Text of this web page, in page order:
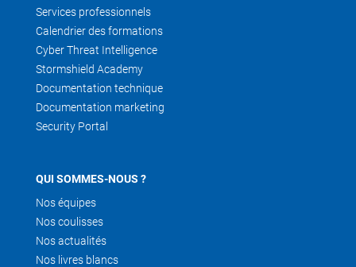
Services professionnels
Calendrier des formations
Cyber Threat Intelligence
Stormshield Academy
Documentation technique
Documentation marketing
Security Portal
QUI SOMMES-NOUS ?
Nos équipes
Nos coulisses
Nos actualités
Nos livres blancs